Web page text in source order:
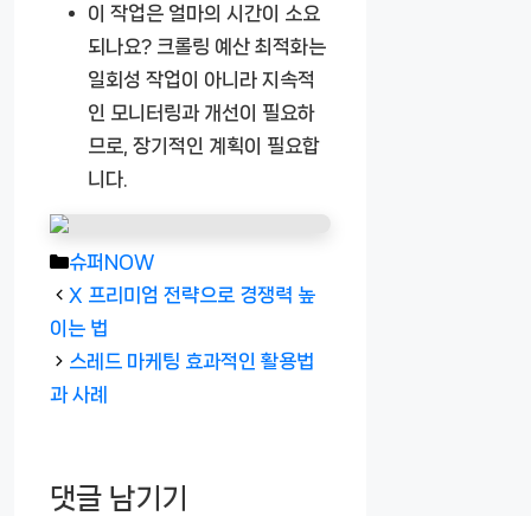
이 작업은 얼마의 시간이 소요
되나요? 크롤링 예산 최적화는
일회성 작업이 아니라 지속적
인 모니터링과 개선이 필요하
므로, 장기적인 계획이 필요합
니다.
카
테
고
리
슈퍼NOW
X 프리미엄 전략으로 경쟁력 높
이는 법
스레드 마케팅 효과적인 활용법
과 사례
댓글 남기기